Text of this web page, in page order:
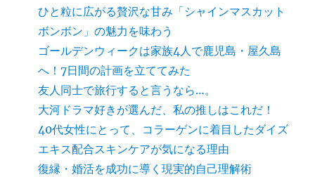
ひと粒に広がる贅沢な甘み「シャインマスカット
ボンボン」の魅力を味わう
ゴールデンウィークは家族4人で鹿児島・屋久島
へ！7日間の計画を立ててみた
友人同士で旅行すると言うなら…。
大河ドラマ好きが選んだ、私の推しはこれだ！
40代女性にとって、コラーゲンに着目したダイズ
エキス配合スキンケアが気になる理由
復縁・婚活を成功に導く現実的自己理解術